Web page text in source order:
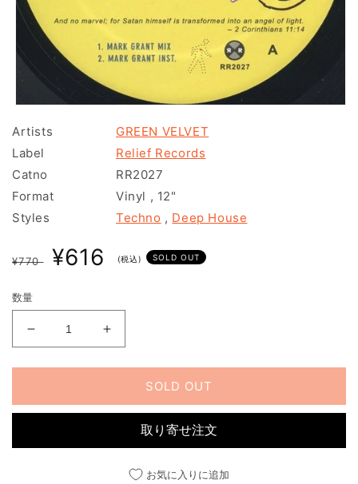
ー
ル
で
メ
デ
ィ
ア
開
Artists
GREEN VELVET
Label
Relief Records
Catno
RR2027
Format
Vinyl , 12"
Styles
Techno , Deep House
常
価
格
¥770
セ
ー
価
¥616 (税込) SOLD OUT
数量
TEMPTATION
REMIXES
の
量
減
TEMPTATION
REMIXES
の
量
増
SOLD OUT
取り寄せ注文
お気に入りに追加